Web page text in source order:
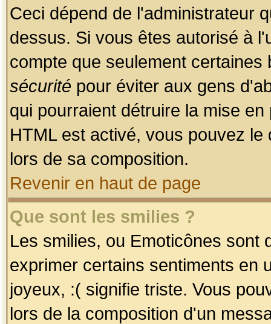
Ceci dépend de l'administrateur
dessus. Si vous êtes autorisé à
compte que seulement
sécurité pour éviter aux gens
qui pourraient détruire la mise
HTML est activé, vous pouvez
lors de sa composition.
Revenir en haut de page
Que sont les smilies ?
Les smilies, ou Emoticônes sont
exprimer certains sentiments en
joyeux, :( signifie triste. Vous
lors de la composition d'un